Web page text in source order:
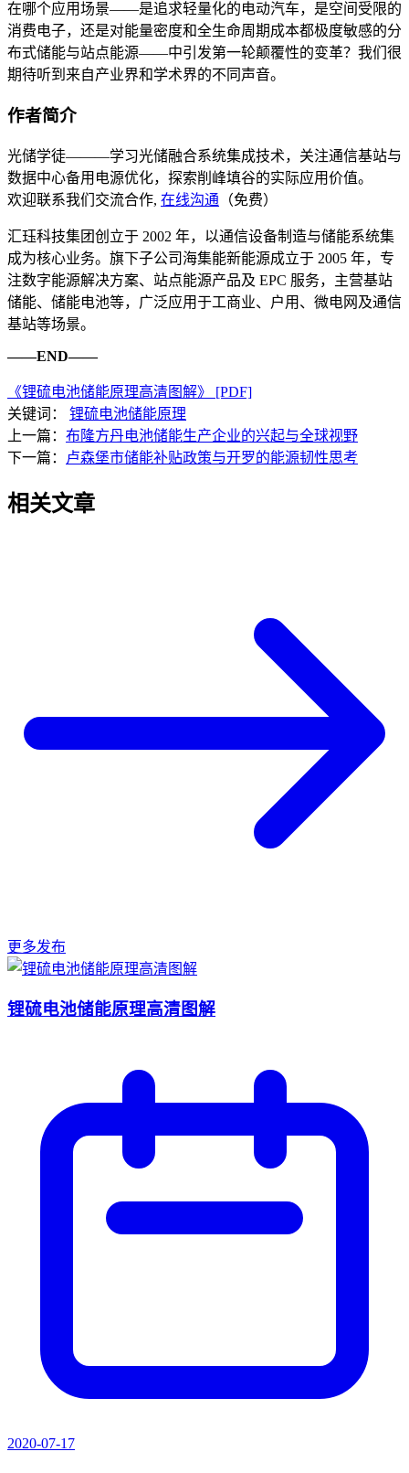
在哪个应用场景——是追求轻量化的电动汽车，是空间受限的
消费电子，还是对能量密度和全生命周期成本都极度敏感的分
布式储能与站点能源——中引发第一轮颠覆性的变革？我们很
期待听到来自产业界和学术界的不同声音。
作者简介
光储学徒———学习光储融合系统集成技术，关注通信基站与
数据中心备用电源优化，探索削峰填谷的实际应用价值。
欢迎联系我们交流合作, 在线沟通 （免费）
汇珏科技集团创立于 2002 年，以通信设备制造与储能系统集
成为核心业务。旗下子公司海集能新能源成立于 2005 年，专
注数字能源解决方案、站点能源产品及 EPC 服务，主营基站
储能、储能电池等，广泛应用于工商业、户用、微电网及通信
基站等场景。
——END——
《锂硫电池储能原理高清图解》 [PDF]
关键词： 锂硫电池储能原理
上一篇： 布隆方丹电池储能生产企业的兴起与全球视野
下一篇：
卢森堡市储能补贴政策与开罗的能源韧性思考
相关文章
更多发布
锂硫电池储能原理高清图解
2020-07-17